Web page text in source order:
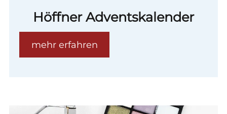
Höffner Adventskalender
mehr erfahren